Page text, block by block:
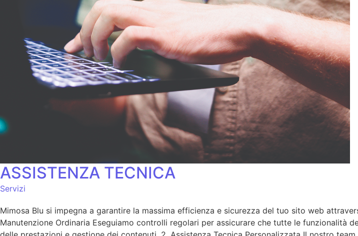
ASSISTENZA TECNICA
Servizi
Mimosa Blu si impegna a garantire la massima efficienza e sicurezza del tuo sito web
Manutenzione Ordinaria Eseguiamo controlli regolari per assicurare che tutte le funzionalità